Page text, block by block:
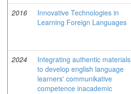
2016
Innovative Technologies in
Learning Foreign Languages
2024
Integrating authentic materials
to develop english language
learners' communikative
competence inacademic